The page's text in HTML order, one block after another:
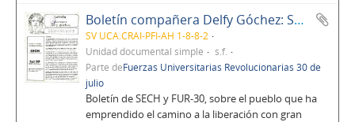
Boletín compañera Delfy Góchez: SECH, FUR-30, UCA
SV UCA.CRAI-PFI-AH 1-8-8-2
Unidad documental simple
s.f.
Parte deFuerzas Universitarias Revolucionarias 30 de
julio
Boletín de SECH y FUR-30, sobre el pueblo que ha
emprendido el camino a la liberación con gran